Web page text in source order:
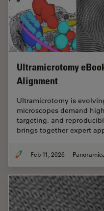
Ultramicrotomy
Alignment
Ultramicrotomy is
microscopes demand
targeting, and
brings together expert
Feb 11, 2026